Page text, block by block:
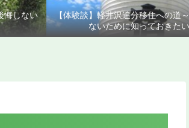
悔しない
【体験談】軽井沢追分移住への道
ないために知っておきた